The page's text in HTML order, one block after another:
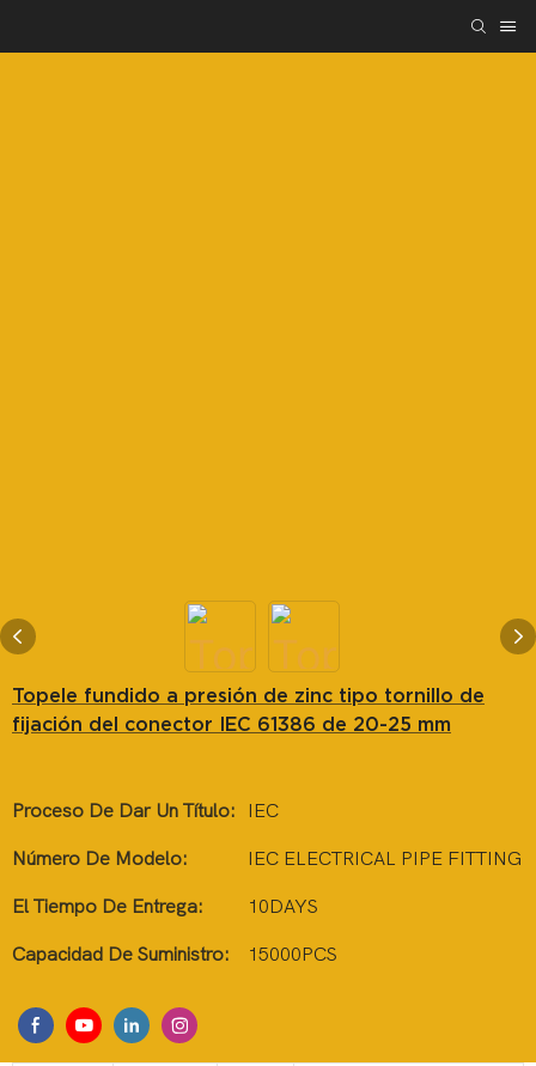
Topele fundido a presión de zinc tipo tornillo de
fijación del conector IEC 61386 de 20-25 mm
Proceso De Dar Un Título: IEC
Número De Modelo: IEC ELECTRICAL PIPE FITTING
El Tiempo De Entrega: 10DAYS
Capacidad De Suministro: 15000PCS